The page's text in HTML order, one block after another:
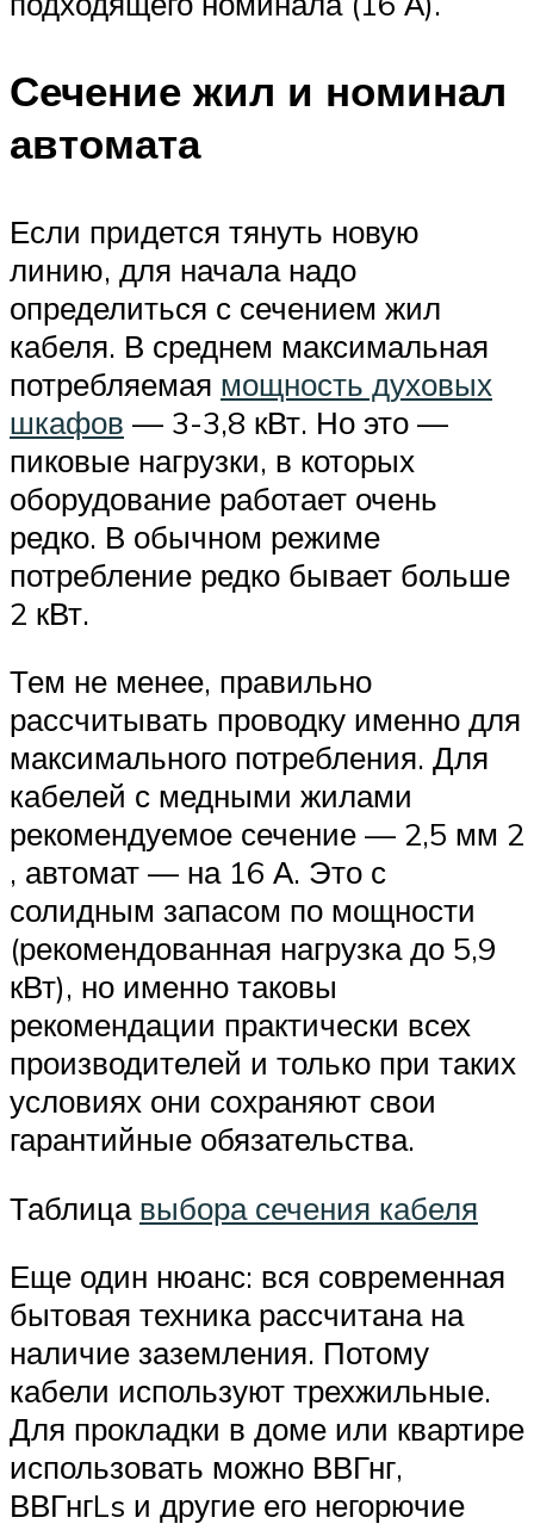
Сечение жил и номинал
автомата
Если придется тянуть новую
линию, для начала надо
определиться с сечением жил
кабеля. В среднем максимальная
потребляемая мощность духовых
шкафов — 3-3,8 кВт. Но это —
пиковые нагрузки, в которых
оборудование работает очень
редко. В обычном режиме
потребление редко бывает больше
2 кВт.
Тем не менее, правильно
рассчитывать проводку именно для
максимального потребления. Для
кабелей с медными жилами
рекомендуемое сечение — 2,5 мм 2
, автомат — на 16 А. Это с
солидным запасом по мощности
(рекомендованная нагрузка до 5,9
кВт), но именно таковы
рекомендации практически всех
производителей и только при таких
условиях они сохраняют свои
гарантийные обязательства.
Таблица выбора сечения кабеля
Еще один нюанс: вся современная
бытовая техника рассчитана на
наличие заземления. Потому
кабели используют трехжильные.
Для прокладки в доме или квартире
использовать можно ВВГнг,
ВВГнгLs и другие его негорючие